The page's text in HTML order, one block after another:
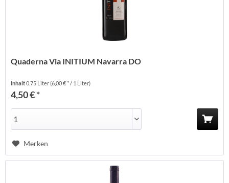
Quaderna Via INITIUM Navarra DO
Inhalt0.75 Liter(6,00 € * / 1 Liter)
4,50 € *
Merken